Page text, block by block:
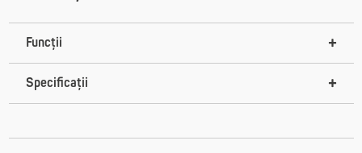
Funcții
Specificații